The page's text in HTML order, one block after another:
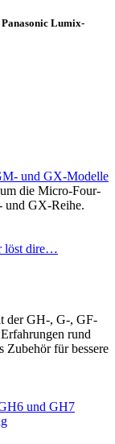
Lumix-
und GX-Modelle
die Micro-Four-
und GX-Reihe.
löst dire…
der GH-, G-, GF-
rund
Zubehör für bessere
und GH7